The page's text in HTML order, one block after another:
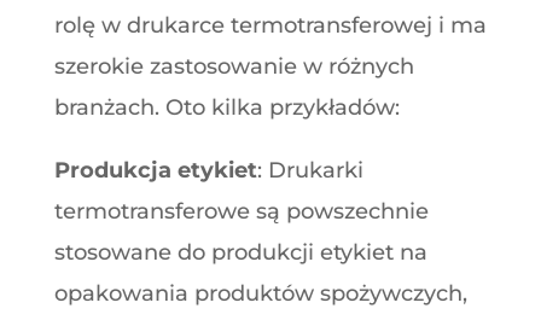
rolę w drukarce termotransferowej i ma
szerokie zastosowanie w różnych
branżach. Oto kilka przykładów:
Produkcja etykiet: Drukarki
termotransferowe są powszechnie
stosowane do produkcji etykiet na
opakowania produktów spożywczych,